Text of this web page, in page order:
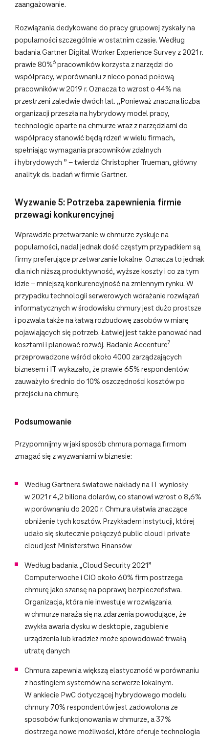
zaangażowanie.
Rozwiązania dedykowane do pracy grupowej zyskały na
popularności szczególnie w ostatnim czasie. Według
badania Gartner Digital Worker Experience Survey z 2021 r.
prawie 80%6 pracowników korzysta z narzędzi do
współpracy, w porównaniu z nieco ponad połową
pracowników w 2019 r. Oznacza to wzrost o 44% na
przestrzeni zaledwie dwóch lat. „Ponieważ znaczna liczba
organizacji przeszła na hybrydowy model pracy,
technologie oparte na chmurze wraz z narzędziami do
współpracy stanowić będą rdzeń w wielu firmach,
spełniając wymagania pracowników zdalnych
i hybrydowych ” – twierdzi Christopher Trueman, główny
analityk ds. badań w firmie Gartner.
Wyzwanie 5: Potrzeba zapewnienia firmie
przewagi konkurencyjnej
Wprawdzie przetwarzanie w chmurze zyskuje na
popularności, nadal jednak dość częstym przypadkiem są
firmy preferujące przetwarzanie lokalne. Oznacza to jednak
dla nich niższą produktywność, wyższe koszty i co za tym
idzie – mniejszą konkurencyjność na zmiennym rynku. W
przypadku technologii serwerowych wdrażanie rozwiązań
informatycznych w środowisku chmury jest dużo prostsze
i pozwala także na łatwą rozbudowę zasobów w miarę
pojawiających się potrzeb. Łatwiej jest także panować nad
kosztami i planować rozwój. Badanie Accenture7
przeprowadzone wśród około 4000 zarządzających
biznesem i IT wykazało, że prawie 65% respondentów
zauważyło średnio do 10% oszczędności kosztów po
przejściu na chmurę.
Podsumowanie
Przypomnijmy w jaki sposób chmura pomaga firmom
zmagać się z wyzwaniami w biznesie:
Według Gartnera światowe nakłady na IT wyniosły
w 2021 r 4,2 biliona dolarów, co stanowi wzrost o 8,6%
w porównaniu do 2020 r. Chmura ułatwia znaczące
obniżenie tych kosztów. Przykładem instytucji, której
udało się skutecznie połączyć public cloud i private
cloud jest Ministerstwo Finansów
Według badania „Cloud Security 2021”
Computerwoche i CIO około 60% firm postrzega
chmurę jako szansę na poprawę bezpieczeństwa.
Organizacja, która nie inwestuje w rozwiązania
w chmurze naraża się na zdarzenia powodujące, że
zwykła awaria dysku w desktopie, zagubienie
urządzenia lub kradzież może spowodować trwałą
utratę danych
Chmura zapewnia większą elastyczność w porównaniu
z hostingiem systemów na serwerze lokalnym.
W ankiecie PwC dotyczącej hybrydowego modelu
chmury 70% respondentów jest zadowolona ze
sposobów funkcjonowania w chmurze, a 37%
dostrzega nowe możliwości, które oferuje technologia